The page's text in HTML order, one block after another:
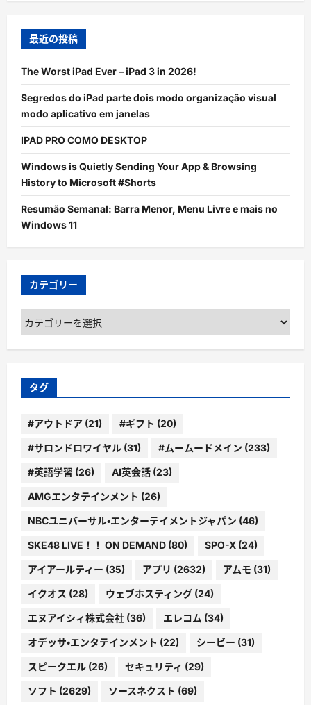
最近の投稿
The Worst iPad Ever – iPad 3 in 2026!
Segredos do iPad parte dois modo organização visual
modo aplicativo em janelas
IPAD PRO COMO DESKTOP
Windows is Quietly Sending Your App & Browsing
History to Microsoft #Shorts
Resumão Semanal: Barra Menor, Menu Livre e mais no
Windows 11
カテゴリー
カ
テ
ゴ
ー
タグ
#アウトドア (21) #ギフト (20)
#サロンドロワイヤル (31) #ムームードメイン (233)
#英語学習 (26) AI英会話 (23)
AMGエンタテインメント (26)
NBCユニバーサル・エンターテイメントジャパン (46)
SKE48 LIVE！！ ON DEMAND (80) SPO-X (24)
アイアールティー (35) アプリ (2632) アムモ (31)
イクオス (28) ウェブホスティング (24)
エヌアイシィ株式会社 (36) エレコム (34)
オデッサ・エンタテインメント (22) シービー (31)
スピークエル (26) セキュリティ (29)
ソフト (2629) ソースネクスト (69)